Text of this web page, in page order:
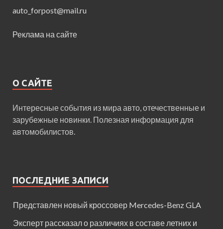
auto_forpost@mail.ru
Реклама на сайте
О САЙТЕ
Интересные события из мира авто, отечественные и
зарубежные новинки. Полезная информация для
автомобилистов.
ПОСЛЕДНИЕ ЗАПИСИ
Представлен новый кроссовер Mercedes-Benz GLA
Эксперт рассказал о различиях в составе летних и